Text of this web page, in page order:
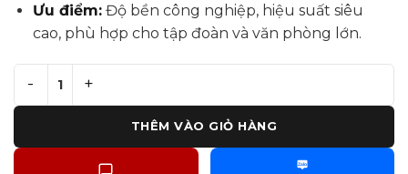
Ưu điểm:Độ bền công nghiệp, hiệu suất siêu
cao, phù hợp cho tập đoàn và văn phòng lớn.
📝 CHO THUÊ TOSHIBA e-STUDIO 7527AC TẠI LONG
THÊM VÀO GIỎ HÀNG
Zalo